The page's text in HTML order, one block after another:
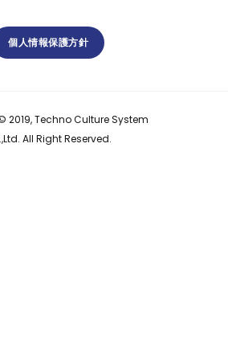
個人情報保護方針
2019, Techno Culture System
All Right Reserved.